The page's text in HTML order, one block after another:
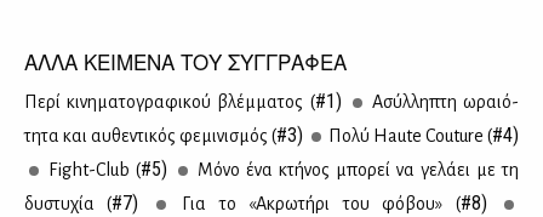
ΑΛΛΑ ΚΕΙΜΕΝΑ ΤΟΥ ΣΥΓΓΡΑΦΕΑ
Πε­ρί κι­νη­μα­το­γρα­φι­κού βλέμ­μα­τος (#1)
Ασύλ­λη­πτη ωραιό­
τη­τα και αυ­θε­ντι­κός φε­μι­νι­σμός (#3) Πο­λύ Haute Couture (#4)
Fight-Club (#5)
Μό­νο ένα κτή­νος μπο­ρεί να γε­λά­ει με τη
δυ­στυ­χία (#7) Για το «Ακρω­τή­ρι του φό­βου» (#8)